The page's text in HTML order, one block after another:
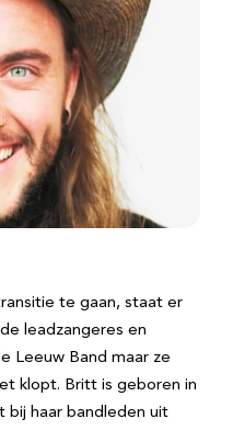
te gaan, staat er
leadzangeres en
Leeuw Band maar ze
klopt. Britt is geboren in
bij haar bandleden uit